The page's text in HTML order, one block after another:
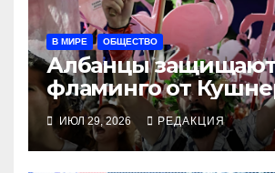
В МИРЕ ОБЩЕСТВО
Албанцы
фламинго от
Рамы
ИЮЛ 29, 2026 РЕДАКЦИЯ